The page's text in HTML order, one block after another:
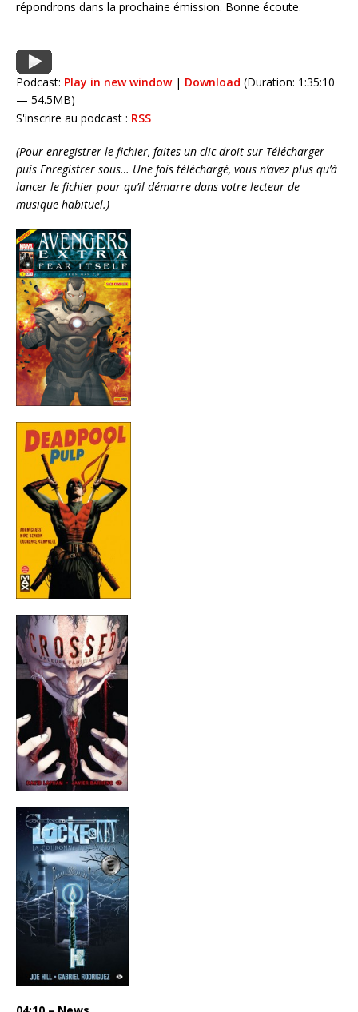
répondrons dans la prochaine émission. Bonne écoute.
Podcast: Play in new window| Download (Duration: 1:35:10
— 54.5MB)
S'inscrire au podcast : RSS
(Pour enregistrer le fichier, faites un clic droit sur Télécharger
puis Enregistrer sous… Une fois téléchargé, vous n’avez plus qu’à
lancer le fichier pour qu’il démarre dans votre lecteur de
musique habituel.)